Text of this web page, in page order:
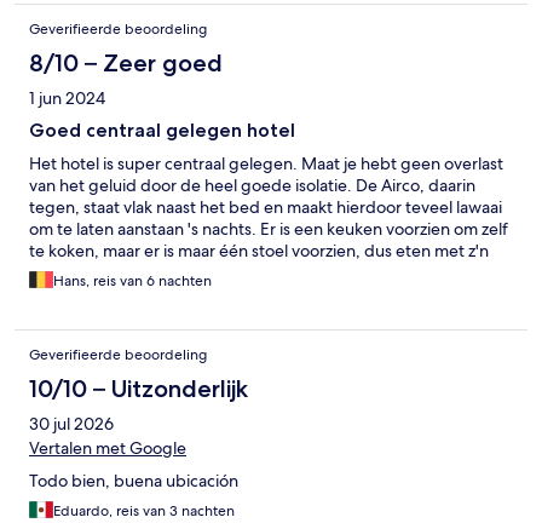
voeten moet plaats vinden. Kamer wordt wel netjes
bijgehouden.
Geverifieerde beoordeling
8/10 – Zeer goed
1 jun 2024
Goed centraal gelegen hotel
Het hotel is super centraal gelegen. Maat je hebt geen overlast
van het geluid door de heel goede isolatie. De Airco, daarin
tegen, staat vlak naast het bed en maakt hierdoor teveel lawaai
om te laten aanstaan 's nachts. Er is een keuken voorzien om zelf
te koken, maar er is maar één stoel voorzien, dus eten met z'n
twee lukt niet en eten op het bed of staand is ook niet
aangenaam. Kamer was proper en het personeel super
1800 steeds happy hour waar de klant in de watten gelegd
wordt met gratis wijn, bier of andere en versnaperingen. Soms
kan het druk zijn aan de lift en kan je wel even blijven wachten
tot je mee kan. Conclusie: Zou ik hetzelfde hotel nog eens
boeken: Ja
Hans, reis van 6 nachten
Geverifieerde beoordeling
10/10 – Uitzonderlijk
30 jul 2026
Vertalen met Google
Todo bien, buena ubicación
Eduardo, reis van 3 nachten